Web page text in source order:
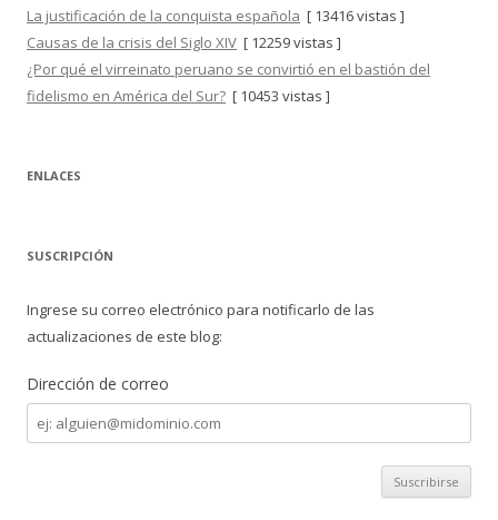
La justificación de la conquista española [ 13416 vistas ]
Causas de la crisis del Siglo XIV [ 12259 vistas ]
¿Por qué el virreinato peruano se convirtió en el bastión del
fidelismo en América del Sur? [ 10453 vistas ]
ENLACES
SUSCRIPCIÓN
Ingrese su correo electrónico para notificarlo de las
actualizaciones de este blog:
Dirección de correo
Dirección
de
correo